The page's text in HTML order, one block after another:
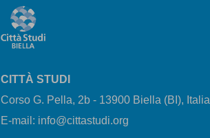
CITTÀ STUDI
Corso G. Pella, 2b - 13900 Biella (BI), Italia
E-mail: info@cittastudi.org